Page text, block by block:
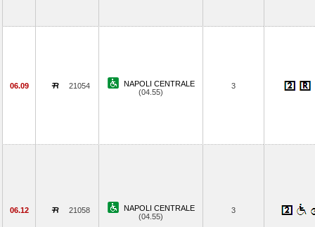
06.09 21054
NAPOLI CENTRALE
(04.55)
3
06.12 21058
NAPOLI CENTRALE
(04.55)
3